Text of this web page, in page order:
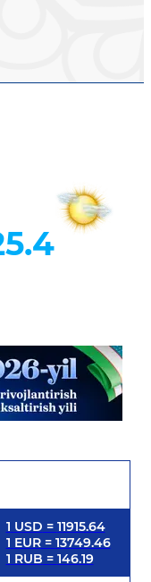
1 USD = 11915.64
1 EUR= 13749.46
1 RUB = 146.19